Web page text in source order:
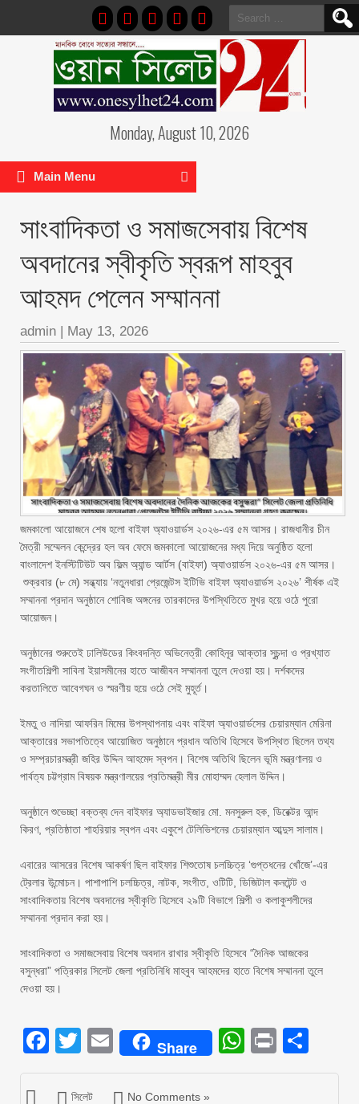
Search
for:
Monday, August 10, 2026
Main Menu
সাংবাদিকতা ও সমাজসেবায় বিশেষ
অবদানের স্বীকৃতি স্বরূপ মাহবুব
আহমদ পেলেন সম্মাননা
admin | May 13, 2026
জমকালো আয়োজনে শেষ হলো বাইফা অ্যাওয়ার্ডস ২০২৬-এর ৫ম আসর। রাজধানীর চীন
মৈত্রী সম্মেলন কেন্দ্রের হল অব ফেমে জমকালো আয়োজনের মধ্য দিয়ে অনুষ্ঠিত হলো
বাংলাদেশ ইনস্টিটিউট অব ফিল্ম অ্যান্ড আর্টস (বাইফা) অ্যাওয়ার্ডস ২০২৬-এর ৫ম আসর।
‎ শুক্রবার (৮ মে) সন্ধ্যায় ‘নতুনধারা প্রেজেন্টস ইটিভি বাইফা অ্যাওয়ার্ডস ২০২৬’ শীর্ষক এই
সম্মাননা প্রদান অনুষ্ঠানে শোবিজ অঙ্গনের তারকাদের উপস্থিতিতে মুখর হয়ে ওঠে পুরো
আয়োজন।
‎অনুষ্ঠানের শুরুতেই ঢালিউডের কিংবদন্তি অভিনেত্রী কোহিনূর আক্তার সুচন্দা ও প্রখ্যাত
সংগীতশিল্পী সাবিনা ইয়াসমীনের হাতে আজীবন সম্মাননা তুলে দেওয়া হয়। দর্শকদের
করতালিতে আবেগঘন ও স্মরণীয় হয়ে ওঠে সেই মুহূর্ত।
‎ইমতু ও নাদিয়া আফরিন মিমের উপস্থাপনায় এবং বাইফা অ্যাওয়ার্ডসের চেয়ারম্যান মেরিনা
আক্তারের সভাপতিত্বে আয়োজিত অনুষ্ঠানে প্রধান অতিথি হিসেবে উপস্থিত ছিলেন তথ্য
ও সম্প্রচারমন্ত্রী জহির উদ্দিন আহমেদ স্বপন। বিশেষ অতিথি ছিলেন ভূমি মন্ত্রণালয় ও
পার্বত্য চট্টগ্রাম বিষয়ক মন্ত্রণালয়ের প্রতিমন্ত্রী মীর মোহাম্মদ হেলাল উদ্দিন।
‎অনুষ্ঠানে শুভেচ্ছা বক্তব্য দেন বাইফার অ্যাডভাইজার মো. মনসুরুল হক, ডিরেক্টর আন্দ
কিরণ, প্রতিষ্ঠাতা শাহরিয়ার স্বপন এবং একুশে টেলিভিশনের চেয়ারম্যান আব্দুস সালাম।
‎এবারের আসরের বিশেষ আকর্ষণ ছিল বাইফার শিশুতোষ চলচ্চিত্র ‘গুপ্তধনের খোঁজে’-এর
ট্রেলার উন্মোচন। পাশাপাশি চলচ্চিত্র, নাটক, সংগীত, ওটিটি, ডিজিটাল কনটেন্ট ও
সাংবাদিকতায় বিশেষ অবদানের স্বীকৃতি হিসেবে ২৯টি বিভাগে শিল্পী ও কলাকুশলীদের
সম্মাননা প্রদান করা হয়।
‎সাংবাদিকতা ও সমাজসেবায় বিশেষ অবদান রাখার স্বীকৃতি হিসেবে “দৈনিক আজকের
বসুন্ধরা” পত্রিকার সিলেট জেলা প্রতিনিধি মাহবুব আহমদের হাতে বিশেষ সম্মাননা তুলে
দেওয়া হয়।
Facebook
Twitter
EmailShare Print
সিলেট No Comments »